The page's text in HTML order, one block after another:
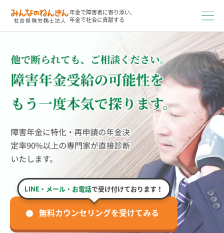
年金で障害者に寄り添い、
年金で社会に貢献する
無料カウンセリングを受けてみる
LINE・メール・お電話で受け付けております！